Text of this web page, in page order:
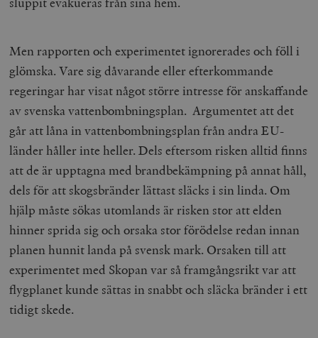
Men rapporten och experimentet ignorerades och föll i
glömska. Vare sig dåvarande eller efterkommande
regeringar har visat något större intresse för anskaffande
av svenska vattenbombningsplan. Argumentet att det
går att låna in vattenbombningsplan från andra EU-
länder håller inte heller. Dels eftersom risken alltid finns
att de är upptagna med brandbekämpning på annat håll,
dels för att skogsbränder lättast släcks i sin linda. Om
hjälp måste sökas utomlands är risken stor att elden
hinner sprida sig och orsaka stor förödelse redan innan
planen hunnit landa på svensk mark. Orsaken till att
experimentet med Skopan var så framgångsrikt var att
flygplanet kunde sättas in snabbt och släcka bränder i ett
tidigt skede.